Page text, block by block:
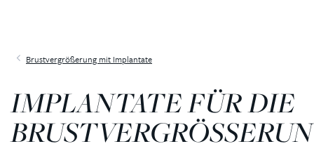
Brustvergrößerung mit Implantate
IMPLANTATE FÜR DIE